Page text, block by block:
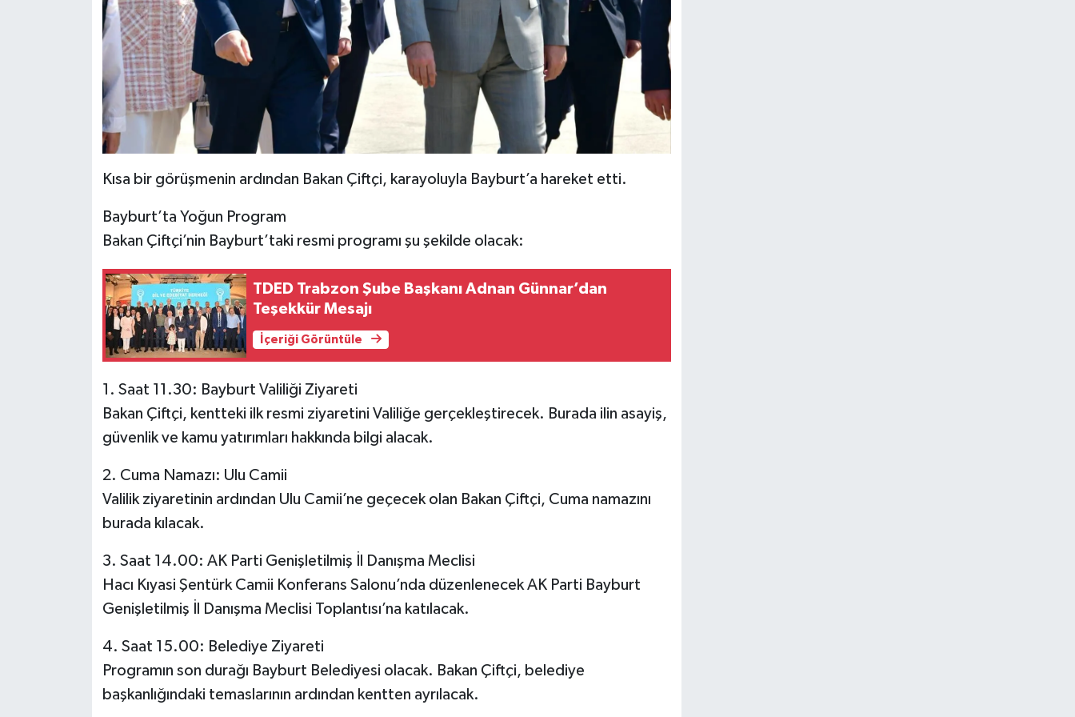
Kısa bir görüşmenin ardından Bakan Çiftçi, karayoluyla Bayburt’a hareket etti.
Bayburt’ta Yoğun Program
Bakan Çiftçi’nin Bayburt’taki resmi programı şu şekilde olacak:
TDED Trabzon Şube Başkanı Adnan Günnar’dan
Teşekkür Mesajı
İçeriği Görüntüle
1. Saat 11.30: Bayburt Valiliği Ziyareti
Bakan Çiftçi, kentteki ilk resmi ziyaretini Valiliğe gerçekleştirecek. Burada ilin asayiş,
güvenlik ve kamu yatırımları hakkında bilgi alacak.
2. Cuma Namazı: Ulu Camii
Valilik ziyaretinin ardından Ulu Camii’ne geçecek olan Bakan Çiftçi, Cuma namazını
burada kılacak.
3. Saat 14.00: AK Parti Genişletilmiş İl Danışma Meclisi
Hacı Kıyasi Şentürk Camii Konferans Salonu’nda düzenlenecek AK Parti Bayburt
Genişletilmiş İl Danışma Meclisi Toplantısı’na katılacak.
4. Saat 15.00: Belediye Ziyareti
Programın son durağı Bayburt Belediyesi olacak. Bakan Çiftçi, belediye
başkanlığındaki temaslarının ardından kentten ayrılacak.